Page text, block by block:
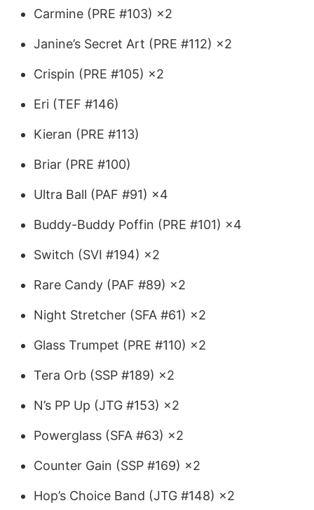
Carmine (PRE #103) ×2
Janine’s Secret Art (PRE #112) ×2
Crispin (PRE #105) ×2
Eri (TEF #146)
Kieran (PRE #113)
Briar (PRE #100)
Ultra Ball (PAF #91) ×4
Buddy-Buddy Poffin (PRE #101) ×4
Switch (SVI #194) ×2
Rare Candy (PAF #89) ×2
Night Stretcher (SFA #61) ×2
Glass Trumpet (PRE #110) ×2
Tera Orb (SSP #189) ×2
N’s PP Up (JTG #153) ×2
Powerglass (SFA #63) ×2
Counter Gain (SSP #169) ×2
Hop’s Choice Band (JTG #148) ×2